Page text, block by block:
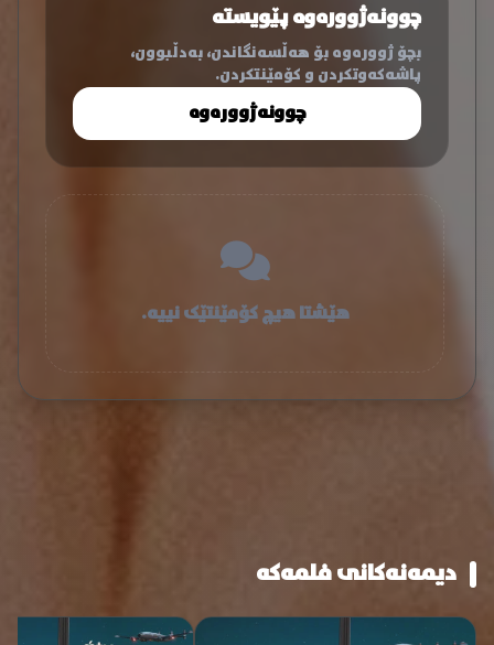
چوونەژوورەوە پێویستە
بچۆ ژوورەوە بۆ هەڵسەنگاندن، بەدڵبوون،
پاشەکەوتکردن و کۆمێنتکردن.
چوونەژوورەوە
هێشتا هیچ کۆمێنتێک نییە.
دیمەنەکانی فلمەکە